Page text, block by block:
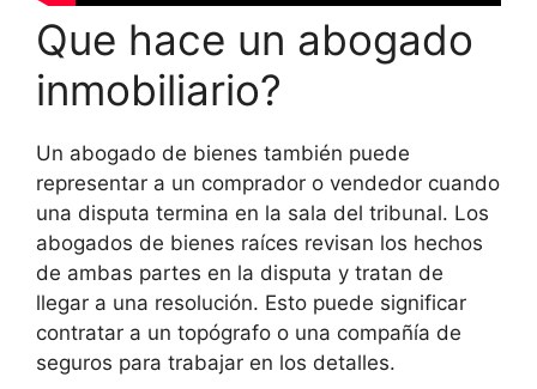
Que hace un abogado
inmobiliario?
Un abogado de bienes también puede
representar a un comprador o vendedor cuando
una disputa termina en la sala del tribunal. Los
abogados de bienes raíces revisan los hechos
de ambas partes en la disputa y tratan de
llegar a una resolución. Esto puede significar
contratar a un topógrafo o una compañía de
seguros para trabajar en los detalles.